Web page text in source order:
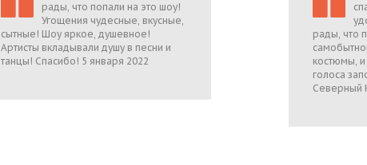
рады, что попали на это шоу!
Угощения чудесные, вкусные,
сытные! Шоу яркое, душевное!
Артисты вкладывали душу в песни и
танцы! Спасибо! 5 января 2022
рады, что
костюмы,
голоса
Северный